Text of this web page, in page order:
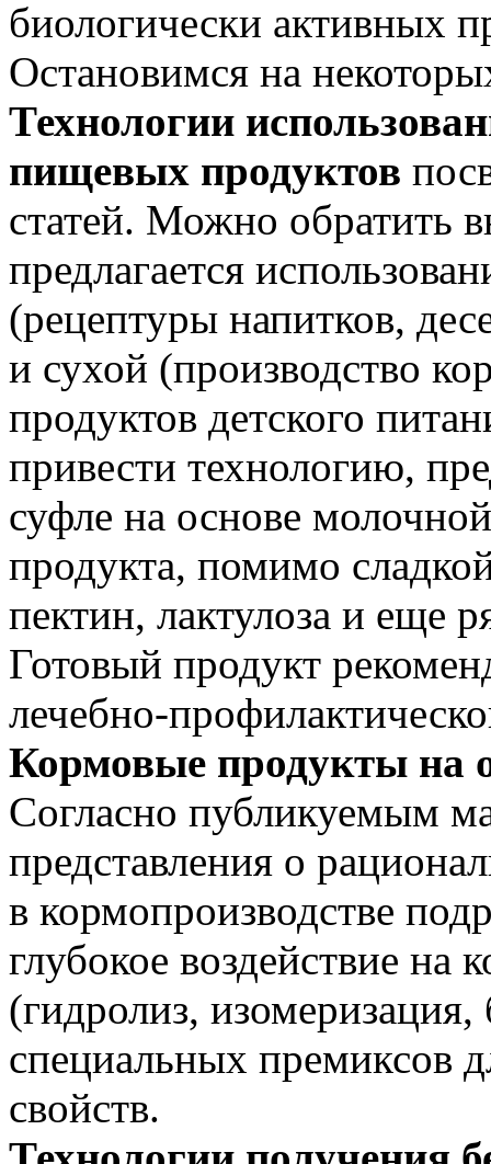
биологически активных
Остановимся на
Технологии
пищевых продуктов
статей. Можно обратить
предлагается
(рецептуры напитков,
и сухой (производство
продуктов детского
привести технологию,
суфле на основе
продукта, помимо
пектин, лактулоза и еще
Готовый продукт
лечебно-
Кормовые продукты на
Согласно публикуемым
представления о
в кормопроизводстве
глубокое воздействие на
(гидролиз,
специальных премиксов
свойств.